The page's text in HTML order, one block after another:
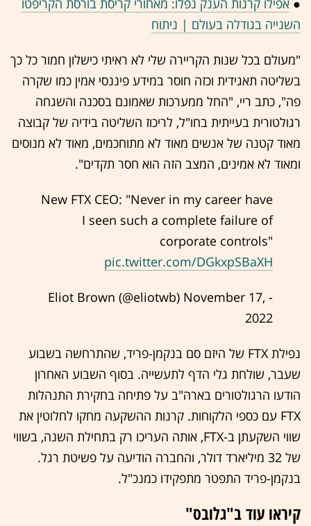
● אפילו קרנות הענק נפלו: מאחורי קריסת בורסת הקריפטו
השנייה בגודלה בעולם | ניתוח
"מעולם בכל שנות הקריירה שלי לא ראיתי כישלון חמור כל כך
בשליטה תאגידית וכזה חוסר במידע פיננסי אמין כמו שקרה
פה", כתב ריי, "החל ממערכות שאמונם בסכנה והשגחה
רגולטורית בעייתית בחו"ל, לריכוז השליטה בידיה של קבוצה
מאוד קטנה של אנשים מאוד לא מתוחכמים, מאוד לא מנוסים
ומאוד לא אמינים, המצב הזה הוא חסר תקדים".
New FTX CEO: "Never in my career have
I seen such a complete failure of
corporate controls"
pic.twitter.com/DGkxpSBaXH
- Eliot Brown (@eliotwb)
November 17,
2022
נפילת FTX של היזם סם בנקמן-פריד, שהתרחשה בשבוע
שעבר, שולחת גלי הדף לתעשייה. בסוף השבוע האחרון
הודעו הרגולטורים בארה"ב על פתיחה בחקירת התנהלות
FTX עם כספי הלקוחות. קרנות ההשקעה מחקו לחלוטין את
שווי השקעתן ב-FTX, אותה העריכו רק בתחילת השנה, בשווי
של 32 מיליארד דולר, והחברה הודיעה על פשיטת רגל.
בנקמן-פריד התפטר מתפקידו כמנכ"ל.
קיראו עוד ב"גלובס"